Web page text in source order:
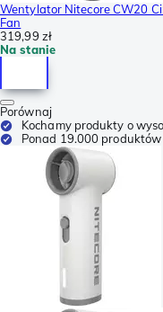
Wentylator Nitecore CW20
Fan
319,99 zł
Na stanie
Porównaj
Kochamy produkty o
Ponad 19.000 produktów